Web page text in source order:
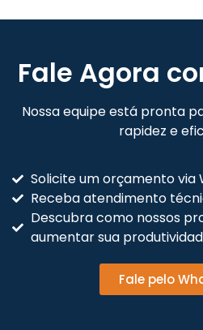
Fale Agora
Nossa equipe está pronta
rapidez e
Solicite um orçamento via
Receba atendimento
Descubra como nossos
aumentar sua
Fale pelo